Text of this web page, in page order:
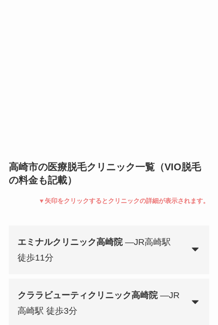
高崎市の医療脱毛クリニック一覧（VIO脱毛
の料金も記載）
▼矢印をクリックするとクリニックの詳細が表示されます。
エミナルクリニック高崎院—JR高崎駅
徒歩11分
クララビューティクリニック高崎院—JR
高崎駅 徒歩3分